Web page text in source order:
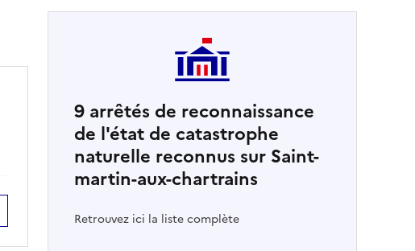
9 arrêtés de reconnaissance
de l'état de catastrophe
naturelle reconnus sur Saint-
martin-aux-chartrains
Retrouvez ici la liste complète